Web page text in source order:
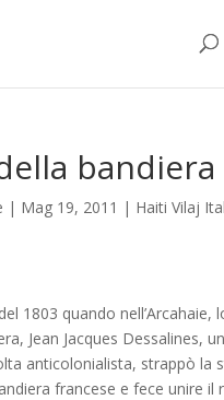
bandiera
| Mag 19, 2011 | Haiti Vilaj
1803 quando nell’Arcahaie,
Jean Jacques Dessalines,
anticolonialista, strappò la
francese e fece unire il